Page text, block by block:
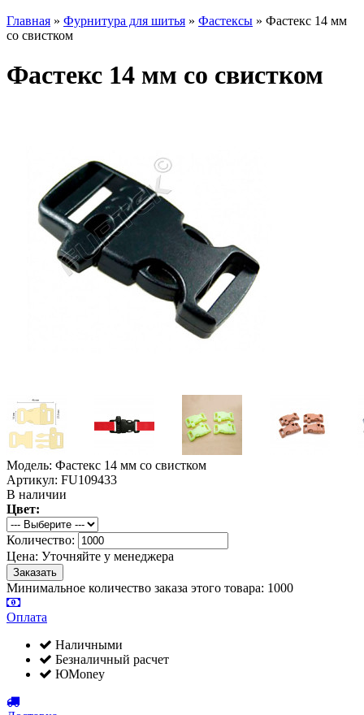
Главная » Фурнитура для шитья » Фастексы » Фастекс 14 мм
со свистком
Фастекс 14 мм со свистком
Модель: Фастекс 14 мм со свистком
Артикул: FU109433
В наличии
Цвет:
Количество:
Цена: Уточняйте у менеджера
Минимальное количество заказа этого товара: 1000
Оплата
Наличными
Безналичный расчет
ЮMoney